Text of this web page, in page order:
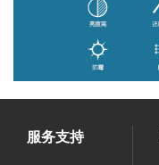
服务支持